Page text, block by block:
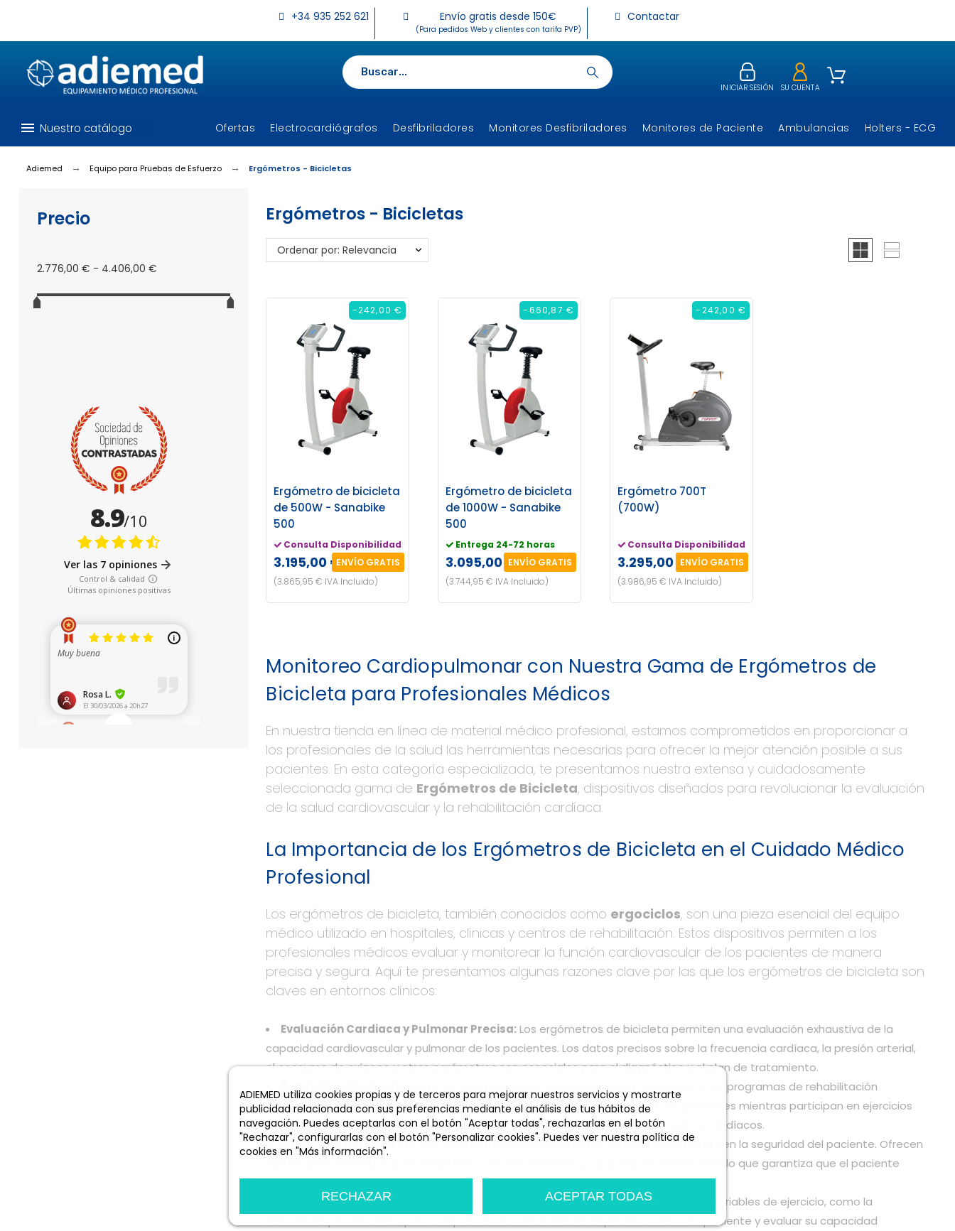
+34 935 252 621 Envío gratis desde 150€
(Para pedidos Web y clientes con tarifa PVP)
Contactar
INICIAR SESIÓN SU CUENTA
menu Nuestro catálogo Ofertas Electrocardiógrafos Desfibriladores Monitores Desfibriladores Monitores de Paciente Ambulancias Holters - ECG
ADIEMED utiliza cookies propias y de terceros para mejorar nuestros servicios y mostrarte
publicidad relacionada con sus preferencias mediante el análisis de tus hábitos de
navegación. Puedes aceptarlas con el botón "Aceptar todas", rechazarlas en el botón
"Rechazar", configurarlas con el botón "Personalizar cookies". Puedes ver nuestra política de
cookies en "Más información".
RECHAZAR
ACEPTAR TODAS
Adiemed Equipo para Pruebas de Esfuerzo Ergómetros - Bicicletas
Precio
2.776,00 € - 4.406,00 €
Ergómetros - Bicicletas
Ordenar por: Relevancia
Ergómetro de bicicleta
de 500W - Sanabike
500
Consulta Disponibilidad
3.195,00 €ENVÍO GRATIS
(3.865,95 € IVA Incluido)
-242,00 €
Ergómetro de bicicleta
de 1000W - Sanabike
500
Entrega 24-72 horas
3.095,00 €ENVÍO GRATIS
(3.744,95 € IVA Incluido)
-660,87 €
Ergómetro 700T
(700W)
Consulta Disponibilidad
3.295,00 €ENVÍO GRATIS
(3.986,95 € IVA Incluido)
-242,00 €
Monitoreo Cardiopulmonar con Nuestra Gama de Ergómetros de
Bicicleta para Profesionales Médicos
En nuestra tienda en línea de material médico profesional, estamos comprometidos en proporcionar a
los profesionales de la salud las herramientas necesarias para ofrecer la mejor atención posible a sus
pacientes. En esta categoría especializada, te presentamos nuestra extensa y cuidadosamente
seleccionada gama de Ergómetros de Bicicleta, dispositivos diseñados para revolucionar la evaluación
de la salud cardiovascular y la rehabilitación cardíaca.
La Importancia de los Ergómetros de Bicicleta en el Cuidado Médico
Profesional
Los ergómetros de bicicleta, también conocidos como ergociclos, son una pieza esencial del equipo
médico utilizado en hospitales, clínicas y centros de rehabilitación. Estos dispositivos permiten a los
profesionales médicos evaluar y monitorear la función cardiovascular de los pacientes de manera
precisa y segura. Aquí te presentamos algunas razones clave por las que los ergómetros de bicicleta son
claves en entornos clínicos:
Evaluación Cardiaca y Pulmonar Precisa:Los ergómetros de bicicleta permiten una evaluación exhaustiva de la
capacidad cardiovascular y pulmonar de los pacientes. Los datos precisos sobre la frecuencia cardíaca, la presión arterial,
el consumo de oxígeno y otros parámetros son esenciales para el diagnóstico y el plan de tratamiento.
Estos dispositivos son una herramienta fundamental en programas de rehabilitación
cardíaca. Permiten a los profesionales médicos monitorear el progreso de los pacientes mientras participan en ejercicios
controlados y seguros para recuperar su salud cardiovascular después de eventos cardíacos.
Seguridad del Paciente:Los ergómetros de bicicleta están diseñados pensando en la seguridad del paciente. Ofrecen
ajustes personalizados para adaptarse a las necesidades y capacidades individuales, lo que garantiza que el paciente
realice ejercicios de manera segura.
Control de Variables:
Los profesionales médicos pueden controlar de cerca las variables de ejercicio, como la
resistencia y la velocidad, para adaptarse a las necesidades específicas de cada paciente y evaluar su capacidad